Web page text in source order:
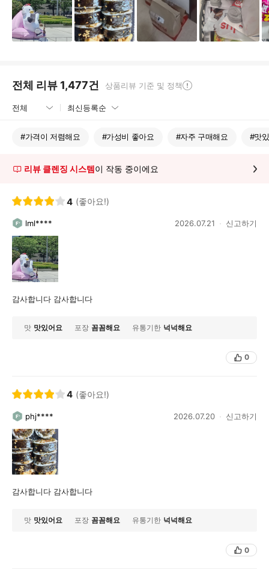
전체 리뷰 1,477건 상품리뷰 기준 및 정책
#가격이 저렴해요 #가성비 좋아요 #자주 구매해요 #맛
리뷰 클렌징 시스템이 작동 중이에요
4 (좋아요!)
lml**** 2026.07.21 신고하기
감사합니다 감사합니다
맛 맛있어요 포장 꼼꼼해요 유통기한 넉넉해요
0
4 (좋아요!)
phj**** 2026.07.20 신고하기
감사합니다 감사합니다
맛 맛있어요 포장 꼼꼼해요 유통기한 넉넉해요
0